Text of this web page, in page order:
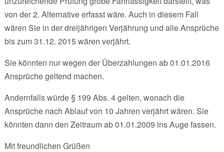
von der 2. Alternative erfasst wäre. Auch in diesem Fall
wären Sie in der dreijährigen Verjährung und alle Ansprüche
bis zum 31.12. 2015 wären verjährt.
Sie könnten nur wegen der Überzahlungen ab 01.01.2016
Ansprüche geltend machen.
Andernfalls würde § 199 Abs. 4 gelten, wonach die
Ansprüche nach Ablauf von 10 Jahren verjährt wären. Sie
könnten dann den Zeitraum ab 01.01.2009 ins Auge fassen.
Mit freundlichen Grüßen